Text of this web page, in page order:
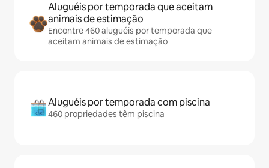
Aluguéis por temporada que aceitam
animais de estimação
Encontre 460 aluguéis por temporada que
aceitam animais de estimação
Aluguéis por temporada com piscina
460 propriedades têm piscina